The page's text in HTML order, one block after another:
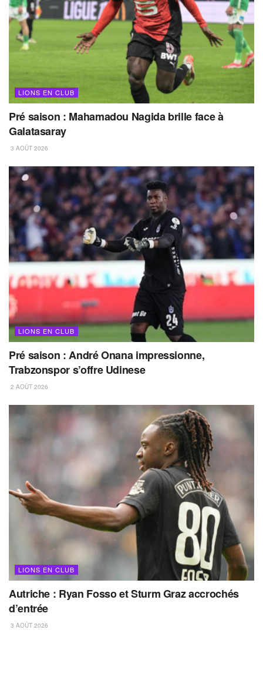
LIONS EN CLUB
Pré saison : Mahamadou Nagida brille face à
Galatasaray
3 AOÛT 2026
LIONS EN CLUB
Pré saison : André Onana impressionne,
Trabzonspor s’offre Udinese
2 AOÛT 2026
LIONS EN CLUB
Autriche : Ryan Fosso et Sturm Graz accrochés
d’entrée
3 AOÛT 2026